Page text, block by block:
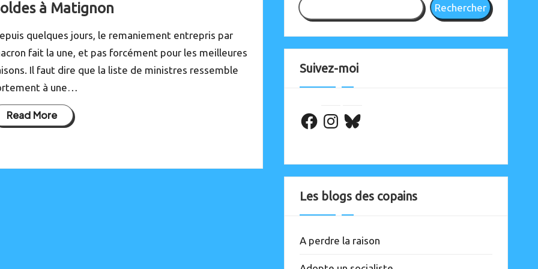
à Matignon
quelques jours, le remaniement entrepris par
fait la une, et pas forcément pour les meilleures
Il faut dire que la liste de ministres ressemble
à une…
Read More
Rechercher
Suivez-moi
Facebook
Les blogs des copains
A perdre la raison